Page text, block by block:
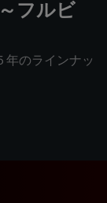
フルビ
年のラインナッ